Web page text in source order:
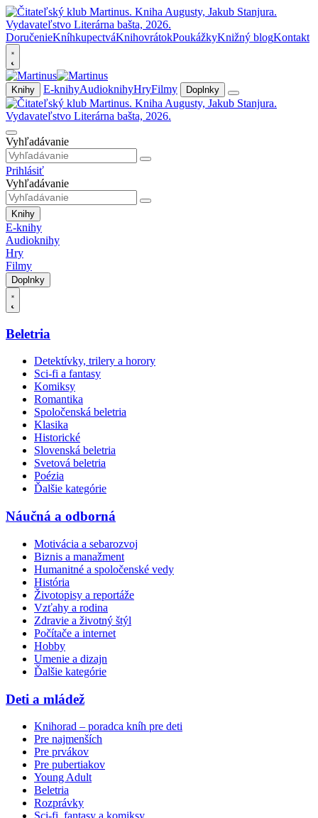
DoručenieKníhkupectváKnihovrátokPoukážkyKnižný blogKontakt
Knihy E-knihyAudioknihyHryFilmy Doplnky
Vyhľadávanie
Prihlásiť
Vyhľadávanie
Knihy
E-knihy
Audioknihy
Hry
Filmy
Doplnky
Beletria
Detektívky, trilery a horory
Sci-fi a fantasy
Komiksy
Romantika
Spoločenská beletria
Klasika
Historické
Slovenská beletria
Svetová beletria
Poézia
Ďalšie kategórie
Náučná a odborná
Motivácia a sebarozvoj
Biznis a manažment
Humanitné a spoločenské vedy
História
Životopisy a reportáže
Vzťahy a rodina
Zdravie a životný štýl
Počítače a internet
Hobby
Umenie a dizajn
Ďalšie kategórie
Deti a mládež
Knihorad – poradca kníh pre deti
Pre najmenších
Pre prvákov
Pre pubertiakov
Young Adult
Beletria
Rozprávky